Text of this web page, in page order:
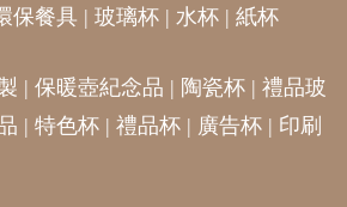
保餐具 | 玻璃杯 | 水杯 | 紙杯
| 保暖壺紀念品 | 陶瓷杯 | 禮品玻
| 特色杯 | 禮品杯 | 廣告杯 | 印刷